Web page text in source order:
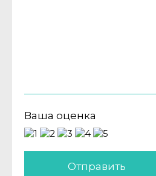
Ваша оценка
Отправить